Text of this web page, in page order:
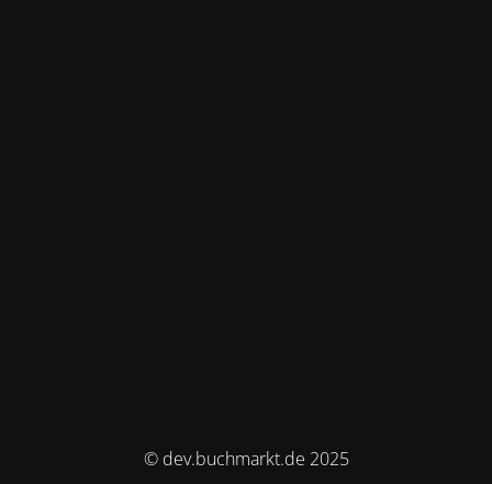
© dev.buchmarkt.de 2025